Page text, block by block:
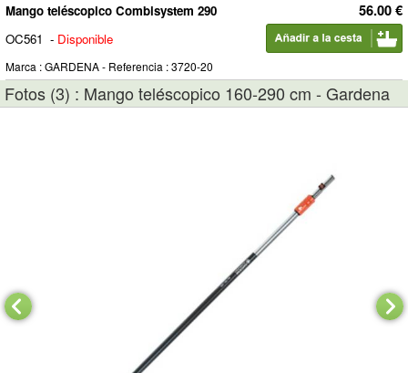
56.00 €
Mango teléscopico Combisystem 290
OC561 - Disponible
Marca : GARDENA - Referencia : 3720-20
Fotos (3) : Mango teléscopico 160-290 cm - Gardena